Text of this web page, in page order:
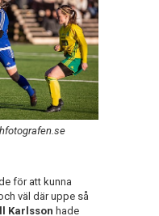
för att kunna
väl där uppe så
Karlsson hade